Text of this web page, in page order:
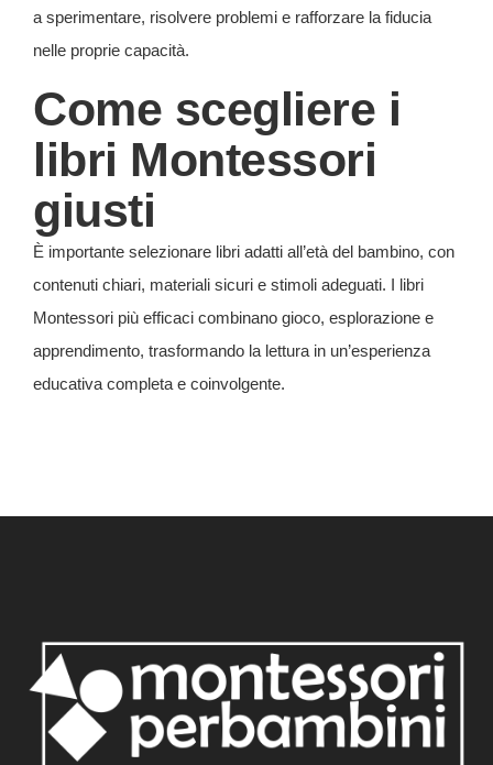
a sperimentare, risolvere problemi e rafforzare la fiducia
nelle proprie capacità.
Come scegliere i
libri Montessori
giusti
È importante selezionare libri adatti all’età del bambino, con
contenuti chiari, materiali sicuri e stimoli adeguati. I libri
Montessori più efficaci combinano gioco, esplorazione e
apprendimento, trasformando la lettura in un’esperienza
educativa completa e coinvolgente.